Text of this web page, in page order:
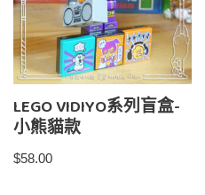
LEGO VIDIYO系列盲盒-
小熊貓款
$58.00